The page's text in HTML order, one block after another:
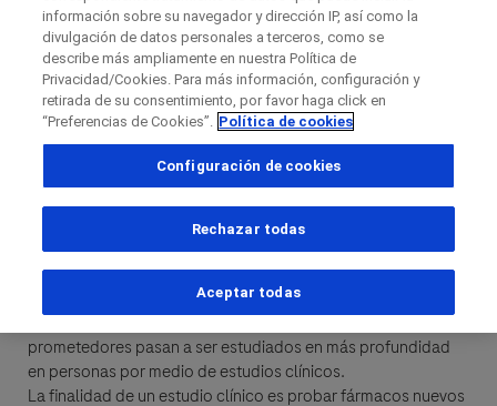
¿Qué es un estudio clínico?
¿Qué es un estudio clínico?
Los estudios clínicos son estudios de investigación médica
en los que participan personas. Los fármacos nuevos
primero se estudian en un laboratorio, y los que parecen
prometedores pasan a ser estudiados en más profundidad
en personas por medio de estudios clínicos.
La finalidad de un estudio clínico es probar fármacos nuevos
Directly contact Roche for questions
País
Colombia, selected
Nombre
Contact the hospital directly
Datos Personales
Nombre
Apellido
Correo electrónico
Request a call back
Nombre
Apellido
lblFpPhoneNumber
información sobre su navegador y dirección IP, así como la
divulgación de datos personales a terceros, como se
describe más ampliamente en nuestra Política de
Privacidad/Cookies. Para más información, configuración y
retirada de su consentimiento, por favor haga click en
“Preferencias de Cookies”. Política de cookies
Configuración de cookies
Rechazar todas
Aceptar todas